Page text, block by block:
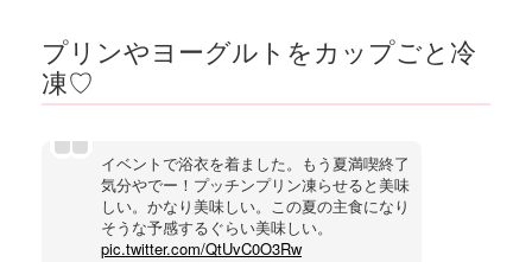
プリンやヨーグルトをカップごと冷
凍♡
イベントで浴衣を着ました。もう夏満喫終了
気分やでー！プッチンプリン凍らせると美味
しい。かなり美味しい。この夏の主食になり
そうな予感するぐらい美味しい。
pic.twitter.com/QtUvC0O3Rw